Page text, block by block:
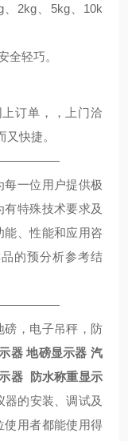
2kg、5kg、10k
全轻巧。
订单，，上门洽
快捷。
一位用户提供极
特殊技术要求及
能、性能和应用咨
的预分析参考结
磅，电子吊秤，防
器 地磅显示器 汽
器
防水称重显示
器的安装、调试及
使用者都能使用得